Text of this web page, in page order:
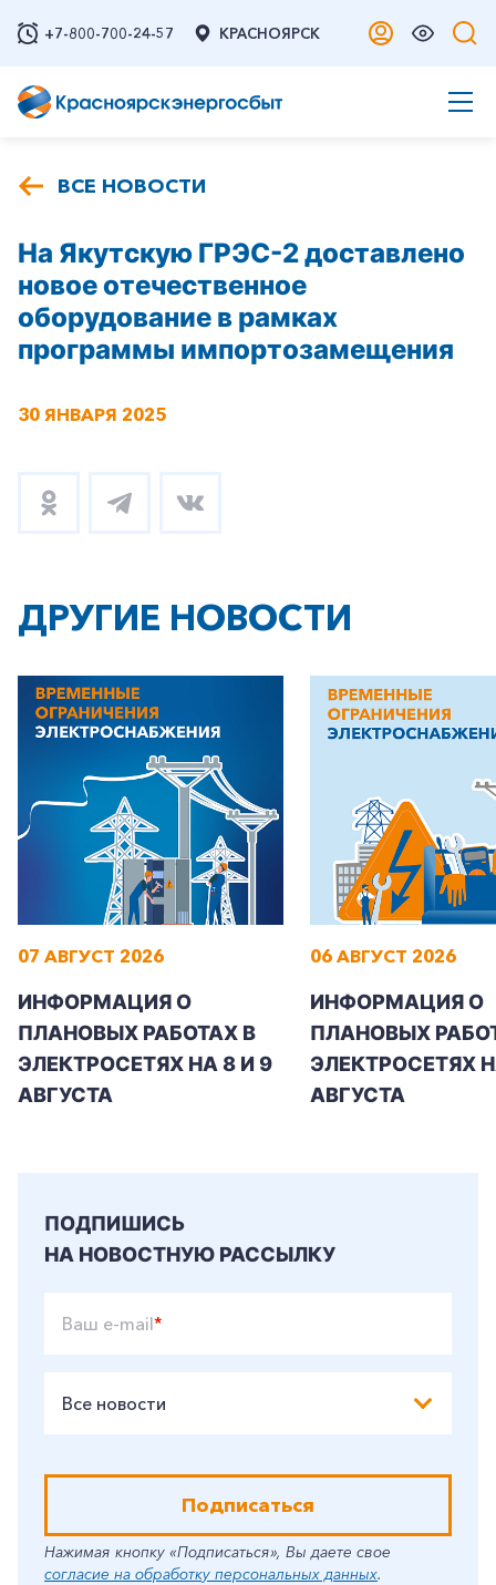
+7-800-700-24-57 КРАСНОЯРСК
ВСЕ НОВОСТИ
На Якутскую ГРЭС-2 доставлено
новое отечественное
оборудование в рамках
программы импортозамещения
30 ЯНВАРЯ 2025
ДРУГИЕ НОВОСТИ
07 АВГУСТ 2026
ИНФОРМАЦИЯ О
ПЛАНОВЫХ РАБОТАХ В
ЭЛЕКТРОСЕТЯХ НА 8 И 9
АВГУСТА
06 АВГУСТ 2026
ИНФОРМАЦИЯ О
ПЛАНОВЫХ
ЭЛЕКТРОСЕТЯХ
АВГУСТА
ПОДПИШИСЬ
НА НОВОСТНУЮ РАССЫЛКУ
Ваш e-mail*
Все новости
Подписаться
Нажимая кнопку «Подписаться», Вы даете свое
согласие на обработку персональных данных.